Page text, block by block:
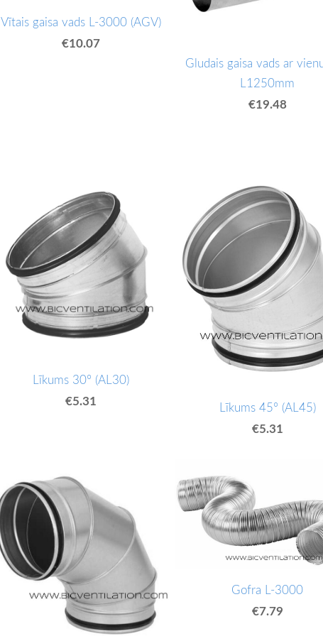
Vītais gaisa vads L-3000 (AGV)
€10.07
Gludais gaisa vads ar
L1250mm
€19.48
Līkums 30° (AL30)
€5.31
Līkums 45° (AL45)
€5.31
Gofra L-3000
€7.79